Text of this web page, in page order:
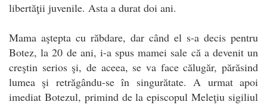
libertăţii juvenile. Asta a durat doi ani.
Mama aştepta cu răbdare, dar când el s-a decis pentru
Botez, la 20 de ani, i-a spus mamei sale că a devenit un
creştin serios şi, de aceea, se va face călugăr, părăsind
lumea şi retrăgându-se în singurătate. A urmat apoi
imediat Botezul, primind de la episcopul Meleţiu sigiliul